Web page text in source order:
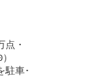
点・
駐車･